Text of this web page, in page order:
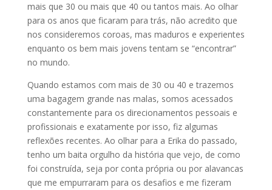
mais que 30 ou mais que 40 ou tantos mais. Ao olhar
para os anos que ficaram para trás, não acredito que
nos consideremos coroas, mas maduros e experientes
enquanto os bem mais jovens tentam se “encontrar”
no mundo.
Quando estamos com mais de 30 ou 40 e trazemos
uma bagagem grande nas malas, somos acessados
constantemente para os direcionamentos pessoais e
profissionais e exatamente por isso, fiz algumas
reflexões recentes. Ao olhar para a Erika do passado,
tenho um baita orgulho da história que vejo, de como
foi construída, seja por conta própria ou por alavancas
que me empurraram para os desafios e me fizeram